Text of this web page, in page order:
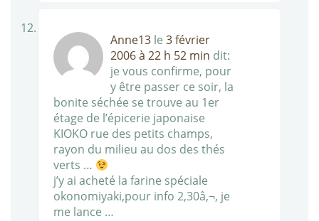
Anne13 le 3 février
2006 à 22 h 52 min dit:
je vous confirme, pour
y être passer ce soir, la
bonite séchée se trouve au 1er
étage de l’épicerie japonaise
KIOKO rue des petits champs,
rayon du milieu au dos des thés
verts …
j’y ai acheté la farine spéciale
okonomiyaki,pour info 2,30â‚¬, je
me lance …